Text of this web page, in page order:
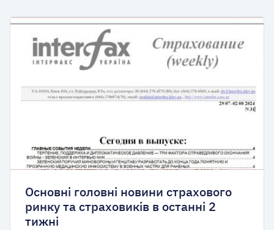
Основні головні новини страхового
ринку та страховиків в останні 2
тижні